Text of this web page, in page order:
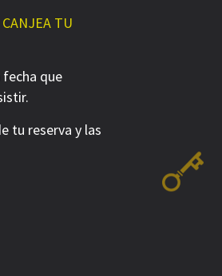
CANJEA TU
fecha que
tu reserva y las